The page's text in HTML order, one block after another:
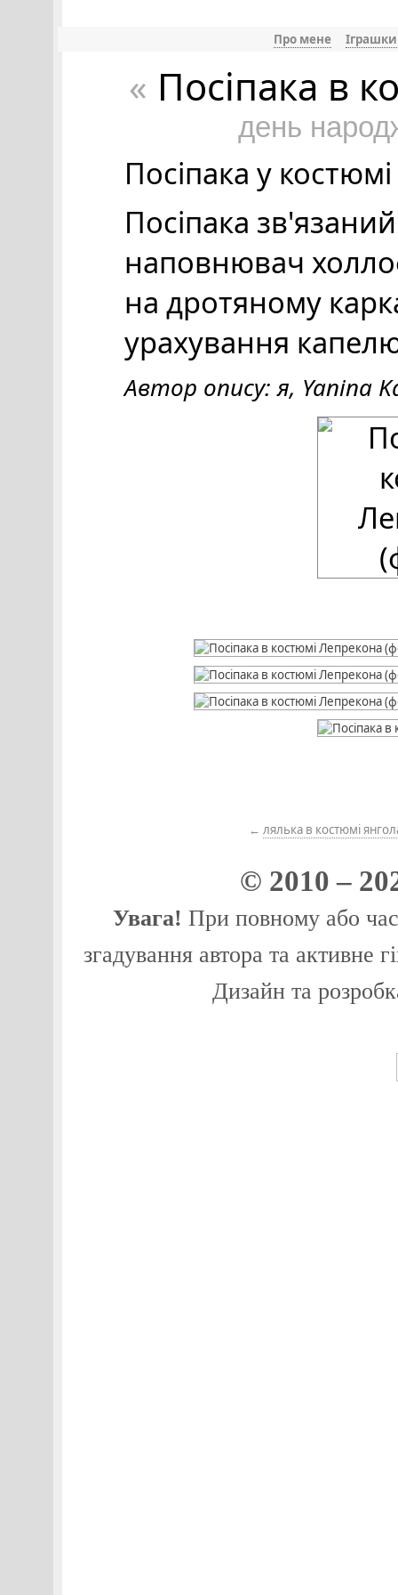
Про мене Іграшки
« Посіпака в
день
Посіпака у
Посіпака
наповнювач
на дротяному
урахування
Автор опису: я, Yanina
← лялька в костюмі
© 2010 –
Увага! При повному або
згадування автора та активне
Дизайн та